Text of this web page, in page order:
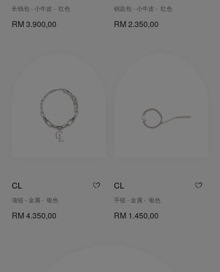
长钱包 - 小牛皮 - 红色
RM 3.900,00
钥匙包 - 小牛皮 - 红色
RM 2.350,00
CL
项链 - 金属 - 银色
RM 4.350,00
CL
手链 - 金属 - 银色
RM 1.450,00